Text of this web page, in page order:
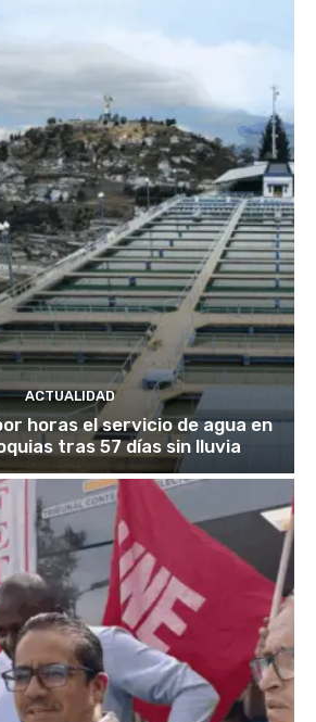
ACTUALIDAD
horas el servicio de agua en
tras 57 días sin lluvia